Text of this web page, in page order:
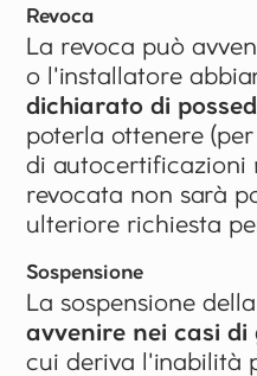
Revoca
La revoca può
o l'installatore
dichiarato di
poterla ottenere
di autocertificazioni
revocata non sarà
ulteriore richiesta
Sospensione
La sospensione
avvenire nei casi
cui deriva l'inabilità